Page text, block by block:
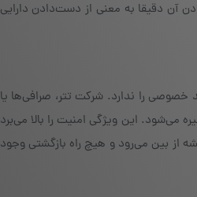
دقیقا به معنی از دست‌دادن دارایی
خصوصی را ندارد. شرکت تتر، صرافی‌ها یا
می‌شود. این ویژگی امنیت را بالا می‌برد
از بین می‌رود و هیچ راه بازگشتی وجود